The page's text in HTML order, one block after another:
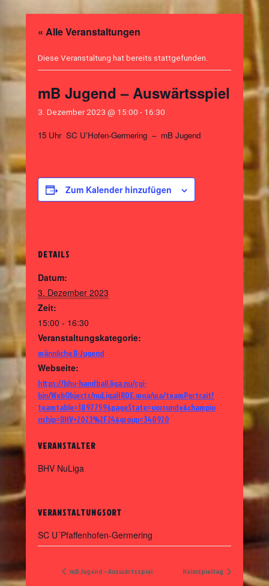
« Alle Veranstaltungen
Diese Veranstaltung hat bereits stattgefunden.
mB Jugend – Auswärtsspiel
3. Dezember 2023 @ 15:00 - 16:30
15 Uhr SC U’Hofen-Germering – mB Jugend
Zum Kalender hinzufügen
DETAILS
Datum:
3. Dezember 2023
Zeit:
15:00 - 16:30
Veranstaltungskategorie:
männliche B-Jugend
Webseite:
https://bhv-handball.liga.nu/cgi-
bin/WebObjects/nuLigaHBDE.woa/wa/teamPortrait?
teamtable=1897759&pageState=vorrunde&champio
nship=BHV+2023%2F24&group=340920
VERANSTALTER
BHV NuLiga
VERANSTALTUNGSORT
SC U´Pfaffenhofen-Germering
mD Jugend – Auswärtsspiel Heimspieltag